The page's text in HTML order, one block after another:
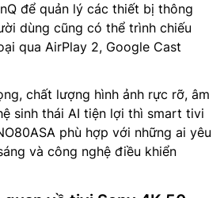
để quản lý các thiết bị thông
dùng cũng có thể trình chiếu
qua AirPlay 2, Google Cast
chất lượng hình ảnh rực rỡ, âm
sinh thái AI tiện lợi thì smart tivi
phù hợp với những ai yêu
và công nghệ điều khiển